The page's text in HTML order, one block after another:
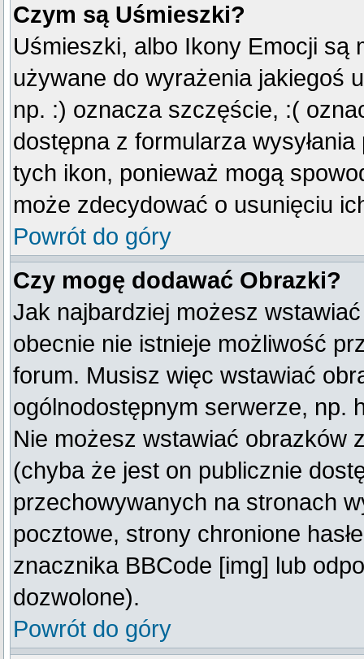
Czym są Uśmieszki?
Uśmieszki, albo Ikony Emocji są
używane do wyrażenia jakiegoś
np. :) oznacza szczęście, :(
dostępna z formularza
tych ikon, ponieważ mogą
może zdecydować o usunięciu
Powrót do góry
Czy mogę dodawać Obrazki?
Jak najbardziej możesz
obecnie nie istnieje możliwość
forum. Musisz więc wstawiać
ogólnodostępnym serwerze, np.
Nie możesz wstawiać obrazków
(chyba że jest on publicznie
przechowywanych na stronach
pocztowe, strony chronione
znacznika BBCode [img] lub
dozwolone).
Powrót do góry